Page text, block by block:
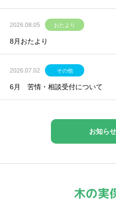
2026.08.05 おたより
8月おたより
2026.07.02 その他
6月 苦情・相談受付について
お知ら